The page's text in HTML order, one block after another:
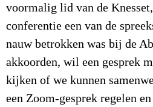
voormalig lid van de
conferentie een van de
nauw betrokken was bij de
akkoorden, wil een gesprek
kijken of we kunnen
een Zoom-gesprek regelen